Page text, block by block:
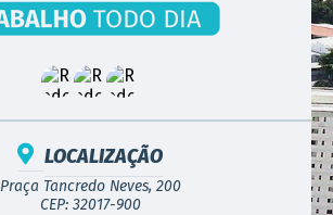
LOCALIZAÇÃO
Praça Tancredo Neves, 200
CEP: 32017-900